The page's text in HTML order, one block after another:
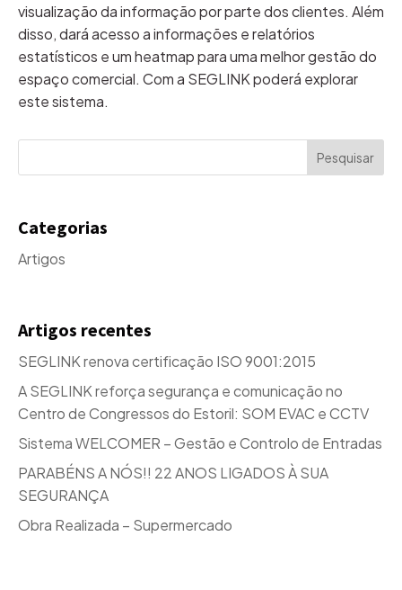
visualização da informação por parte dos clientes. Além
disso, dará acesso a informações e relatórios
estatísticos e um heatmap para uma melhor gestão do
espaço comercial. Com a SEGLINK poderá explorar
este sistema.
Categorias
Artigos
Artigos recentes
SEGLINK renova certificação ISO 9001:2015
A SEGLINK reforça segurança e comunicação no
Centro de Congressos do Estoril: SOM EVAC e CCTV
Sistema WELCOMER – Gestão e Controlo de Entradas
PARABÉNS A NÓS!! 22 ANOS LIGADOS À SUA
SEGURANÇA
Obra Realizada – Supermercado